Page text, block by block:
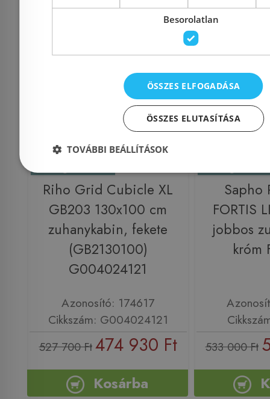
Kosárba
-10%
Rendelésre
Riho Grid Cubicle XL
GB203 130x100 cm
zuhanykabin, fekete
(GB2130100)
G004024121
Azonosító: 174617
Cikkszám: G004024121
527 700 Ft 474 930 Ft
Kosárba
Rendelésre
Sapho
FORTIS
jobbos
króm
533 000 Ft
Besorolatlan
ÖSSZES ELFOGADÁSA
ÖSSZES ELUTASÍTÁSA
TOVÁBBI BEÁLLÍTÁSOK